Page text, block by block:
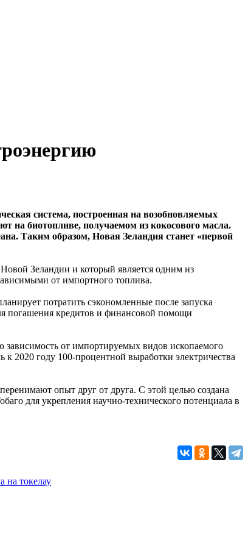
система, построенная на возобновляемых
на биотопливе, получаемом из кокосового масла.
Таким образом, Новая Зеландия станет «первой
Зеландии и который является одним из
от импортного топлива.
потратить сэкономленные после запуска
погашения кредитов и финансовой помощи
от импортируемых видов ископаемого
2020 году 100-процентной выработки электричества
опыт друг от друга. С этой целью создана
для укрепления научно-технического потенциала в
на токелау